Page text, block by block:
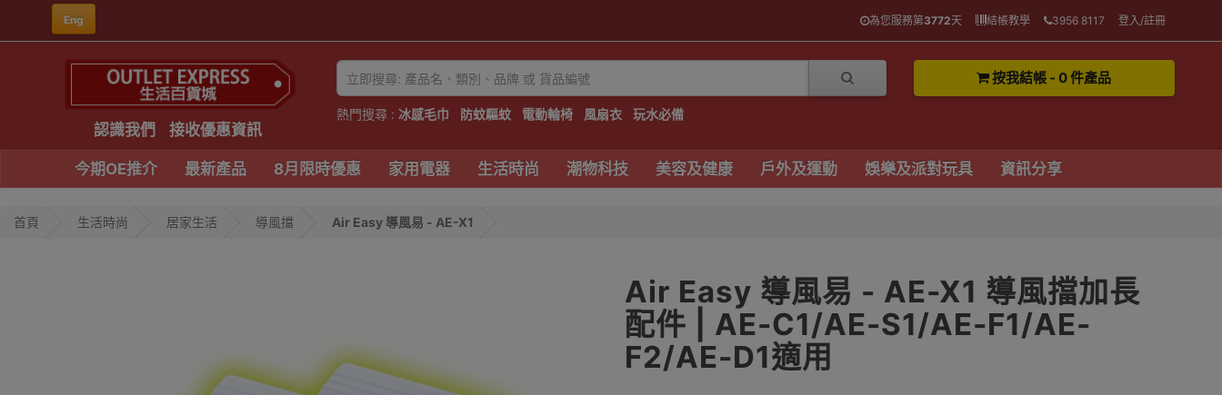
Eng 為您服務第3772天 結帳教學 3956 8117 登入/註冊
認識我們 接收優惠資訊
熱門搜尋 : 冰感毛巾 防蚊驅蚊 電動輪椅 風扇衣 玩水必備
按我結帳 - 0 件產品
今期OE推介 最新產品 8月限時優惠 家用電器 生活時尚 潮物科技 美容及健康 戶外及運動 娛樂及派對玩具 資訊分享
首頁 生活時尚 居家生活 導風擋 Air Easy 導風易 - AE-X1
Air Easy 導風易 - AE-X1 導風擋加長
配件 | AE-C1/AE-S1/AE-F1/AE-
F2/AE-D1適用